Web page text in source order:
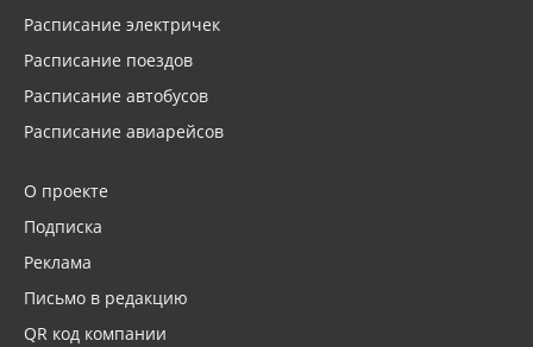
Расписание электричек
Расписание поездов
Расписание автобусов
Расписание авиарейсов
О проекте
Подписка
Реклама
Письмо в редакцию
QR код компании